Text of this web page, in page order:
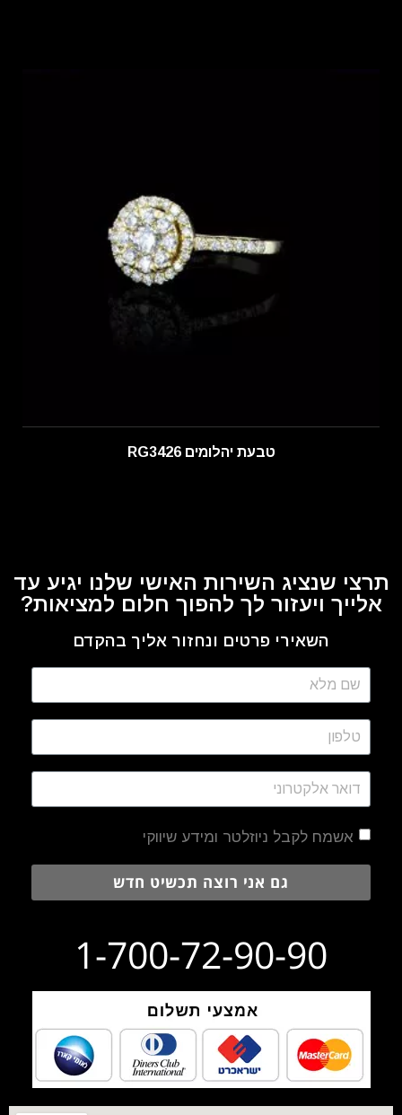
טבעת יהלומים RG3426
תרצי שנציג השירות האישי שלנו יגיע עד
אלייך ויעזור לך להפוך חלום למציאות?
השאירי פרטים ונחזור אליך בהקדם
אשמח לקבל ניוזלטר ומידע שיווקי
גם אני רוצה תכשיט חדש
1-700-72-90-90